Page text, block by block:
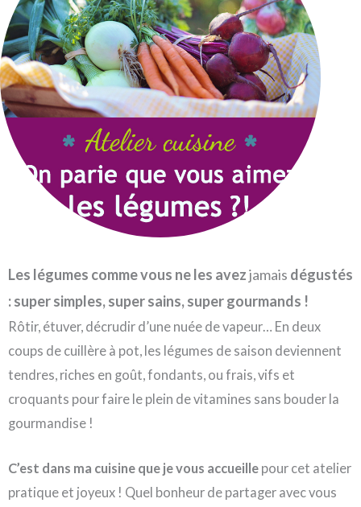
Les légumes comme vous ne les avezjamais dégustés
: super simples, super sains, super gourmands !
Rôtir, étuver, décrudir d’une nuée de vapeur… En deux
coups de cuillère à pot, les légumes de saison deviennent
tendres, riches en goût, fondants, ou frais, vifs et
croquants pour faire le plein de vitamines sans bouder la
gourmandise !
C’est dans ma cuisine que je vous accueille pour cet atelier
pratique et joyeux ! Quel bonheur de partager avec vous